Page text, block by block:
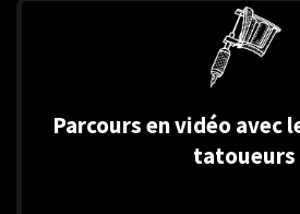
Parcours en vidéo avec
tatoueurs